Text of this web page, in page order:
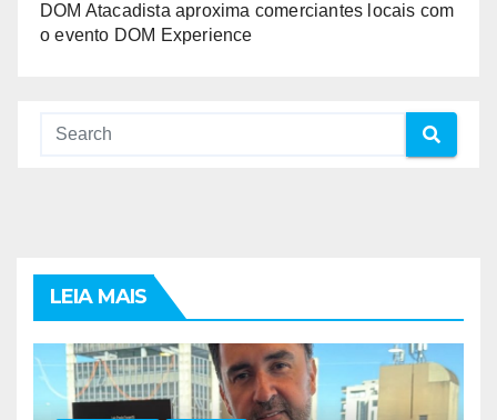
DOM Atacadista aproxima comerciantes locais com
o evento DOM Experience
LEIA MAIS